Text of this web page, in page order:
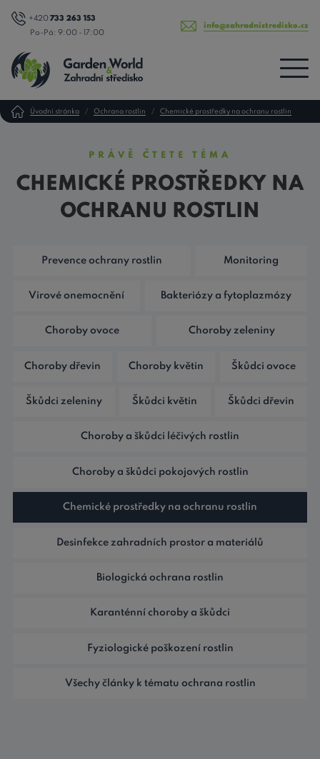
+420 733 263 153
Po-Pá: 9:00 - 17:00
info@zahradnistredisko.cz
Úvodní stránka Ochrana rostlin Chemické prostředky na ochranu rostlin
PRÁVĚ ČTETE TÉMA
CHEMICKÉ PROSTŘEDKY NA
OCHRANU ROSTLIN
Prevence ochrany rostlin Monitoring
Virové onemocnění Bakteriózy a fytoplazmózy
Choroby ovoce Choroby zeleniny
Choroby dřevin Choroby květin Škůdci ovoce
Škůdci zeleniny Škůdci květin Škůdci dřevin
Choroby a škůdci léčivých rostlin
Choroby a škůdci pokojových rostlin
Chemické prostředky na ochranu rostlin
Desinfekce zahradních prostor a materiálů
Biologická ochrana rostlin
Karanténní choroby a škůdci
Fyziologické poškození rostlin
Všechy články k tématu ochrana rostlin